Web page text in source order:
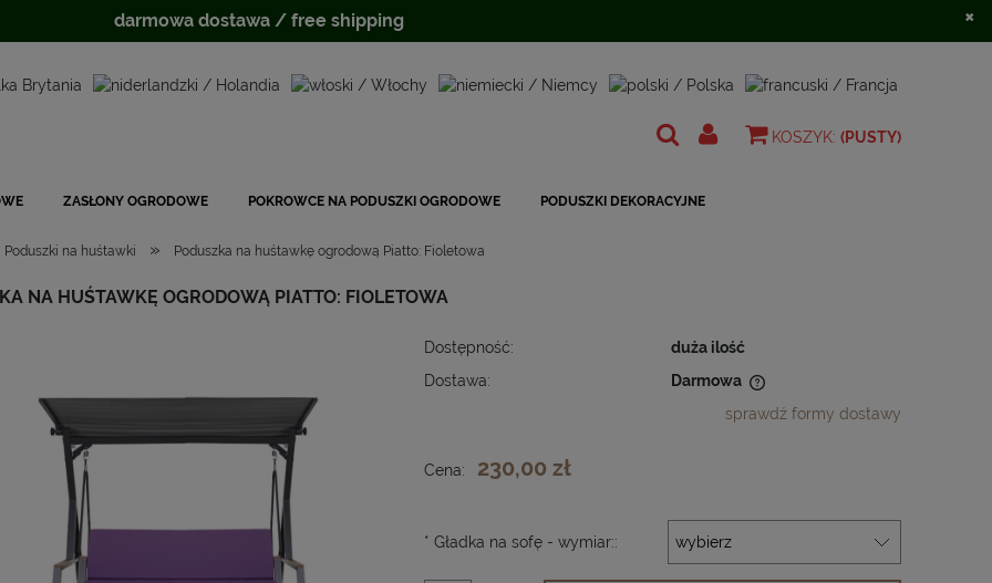
KOSZYK: (PUSTY)
ZASŁONY OGRODOWE POKROWCE NA PODUSZKI OGRODOWE PODUSZKI DEKORACYJNE
Poduszki na huśtawki » Poduszka na huśtawkę ogrodową Piatto: Fioletowa
NA HUŚTAWKĘ OGRODOWĄ PIATTO: FIOLETOWA
Dostępność:
duża ilość
Dostawa:
Darmowa
sprawdź formy dostawy
Cena: 230,00 zł
* Gładka na sofę - wymiar::
darmowa dostawa / free shipping ×